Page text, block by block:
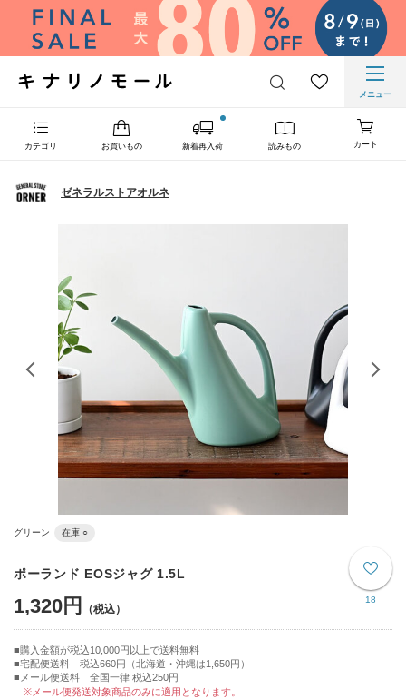
メニュー
カテゴリ お買いもの 新着再入荷 読みもの カート
ゼネラルストアオルネ
グリーン 在庫 ○
18
ポーランド EOSジャグ 1.5L
1,320円
購入金額が税込10,000円以上で送料無料
宅配便送料 税込660円（北海道・沖縄は1,650円）
■メール便送料 全国一律 税込250円
※メール便発送対象商品のみに適用となります。